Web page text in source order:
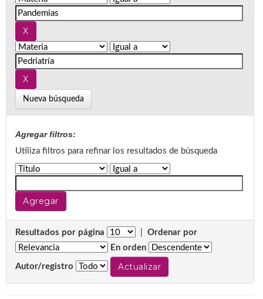
Nueva búsqueda
Agregar filtros:
Utiliza filtros para refinar los resultados de búsqueda
Resultados por página
Ordenar por
En orden
Autor/registro